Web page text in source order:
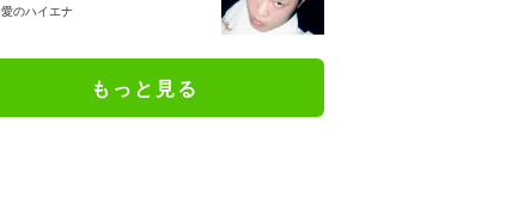
愛のハイエナ
もっと見る